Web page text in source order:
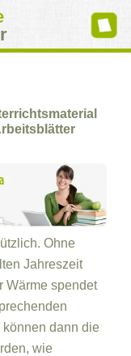
Ohne
Jahreszeit
Wärme spendet
dann die
wie